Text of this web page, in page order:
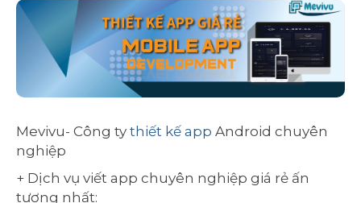
Mevivu- Công ty thiết kế app Android chuyên
nghiệp
+ Dịch vụ viết app chuyên nghiệp giá rẻ ấn
tượng nhất: